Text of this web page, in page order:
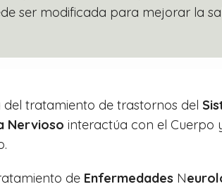
ser modificada para mejorar la
del tratamiento de trastornos del
Nervioso interactúa con el Cuerpo
de Enfermedades N